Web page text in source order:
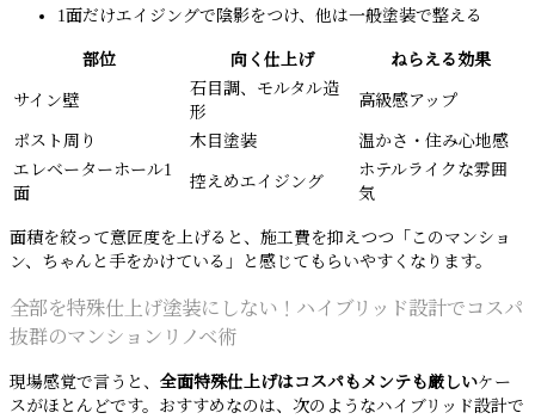
1面だけエイジングで陰影をつけ、他は一般塗装で整える
部位 向く仕上げ ねらえる効果
サイン壁
石目調、モルタル造
形
高級感アップ
ポスト周り 木目塗装
温かさ・住み心地感
エレベーターホール1
面
控えめエイジング
ホテルライクな雰囲
気
面積を絞って意匠度を上げると、施工費を抑えつつ「このマンショ
ン、ちゃんと手をかけている」と感じてもらいやすくなります。
全部を特殊仕上げ塗装にしない！ハイブリッド設計でコスパ
抜群のマンションリノベ術
現場感覚で言うと、 全面特殊仕上げはコスパもメンテも厳しいケー
スがほとんどです。おすすめなのは、次のようなハイブリッド設計で